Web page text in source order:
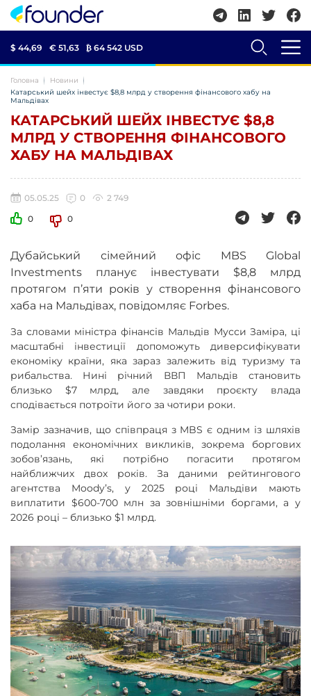
$ 44,69 € 51,63 ₿ 64 542 USD
Головна
Новини
Катарський шейх інвестує $8,8 млрд у створення фінансового хабу на
Мальдівах
КАТАРСЬКИЙ ШЕЙХ ІНВЕСТУЄ $8,8
МЛРД У СТВОРЕННЯ ФІНАНСОВОГО
ХАБУ НА МАЛЬДІВАХ
05.05.25 0
2 749
0
0
Дубайський сімейний офіс MBS Global
Investments планує інвестувати $8,8 млрд
протягом п’яти років у створення фінансового
хаба на Мальдівах, повідомляє Forbes.
За словами міністра фінансів Мальдів Мусси Заміра, ці
масштабні інвестиції допоможуть диверсифікувати
економіку країни, яка зараз залежить від туризму та
рибальства. Нині річний ВВП Мальдів становить
близько $7 млрд, але завдяки проєкту влада
сподівається потроїти його за чотири роки.
Замір зазначив, що співпраця з MBS є одним із шляхів
подолання економічних викликів, зокрема боргових
зобов’язань, які потрібно погасити протягом
найближчих двох років. За даними рейтингового
агентства Moodyʼs, у 2025 році Мальдіви мають
виплатити $600-700 млн за зовнішніми боргами, а у
2026 році – близько $1 млрд.